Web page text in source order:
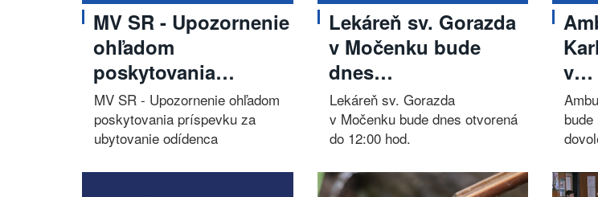
MV SR - Upozornenie
ohľadom
poskytovania…
MV SR - Upozornenie ohľadom
poskytovania príspevku za
ubytovanie odídenca
Lekáreň sv. Gorazda
v Močenku bude
dnes…
Lekáreň sv. Gorazda
v Močenku bude dnes otvorená
do 12:00 hod.
v…